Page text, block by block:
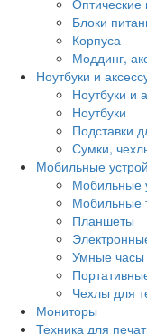
Блоки
Корпуса
Моддинг,
Ноутбуки и
Ноутбуки и
Ноутбуки
Подставки
Сумки,
Мобильные
Мобильные
Мобильные
Планшеты
Умные часы
Чехлы для
Мониторы
Техника для